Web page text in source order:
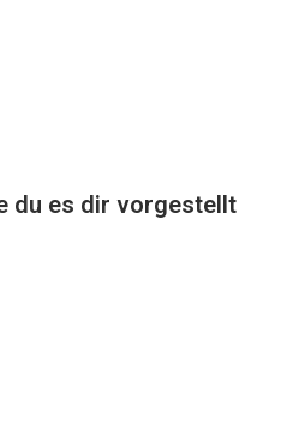
du es dir vorgestellt